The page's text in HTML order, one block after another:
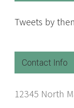
Tweets by
Contact Info
12345 North